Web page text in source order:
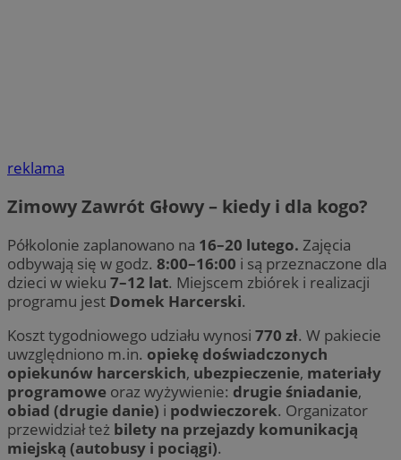
reklama
Zimowy Zawrót Głowy – kiedy i dla kogo?
Półkolonie zaplanowano na 16–20 lutego. Zajęcia
odbywają się w godz. 8:00–16:00 i są przeznaczone dla
dzieci w wieku 7–12 lat. Miejscem zbiórek i realizacji
programu jest Domek Harcerski.
Koszt tygodniowego udziału wynosi 770 zł. W pakiecie
uwzględniono m.in. opiekę doświadczonych
opiekunów harcerskich, ubezpieczenie, materiały
programowe oraz wyżywienie: drugie śniadanie,
obiad (drugie danie) i podwieczorek. Organizator
przewidział też bilety na przejazdy komunikacją
miejską (autobusy i pociągi).